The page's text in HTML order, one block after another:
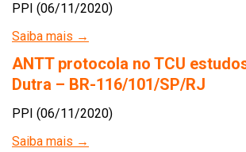
PPI (06/11/2020)
Saiba mais →
ANTT protocola no TCU
Dutra – BR-116/101/SP/RJ
PPI (06/11/2020)
Saiba mais →